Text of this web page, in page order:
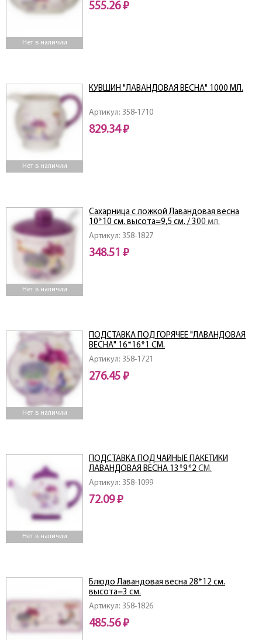
Нет в наличии
555.26 ₽
Нет в наличии
Артикул: 358-1710
КУВШИН "ЛАВАНДОВАЯ ВЕСНА" 1000 МЛ.
829.34 ₽
Нет в наличии
Артикул: 358-1827
Сахарница с ложкой Лавандовая весна
10*10 см. высота=9,5 см. / 300 мл.
348.51 ₽
Нет в наличии
Артикул: 358-1721
ПОДСТАВКА ПОД ГОРЯЧЕЕ "ЛАВАНДОВАЯ
ВЕСНА" 16*16*1 СМ.
276.45 ₽
Нет в наличии
Артикул: 358-1099
ПОДСТАВКА ПОД ЧАЙНЫЕ ПАКЕТИКИ
ЛАВАНДОВАЯ ВЕСНА 13*9*2 СМ.
(КОР=144ШТ.)
72.09 ₽
Артикул: 358-1826
Блюдо Лавандовая весна 28*12 см.
высота=3 см.
485.56 ₽